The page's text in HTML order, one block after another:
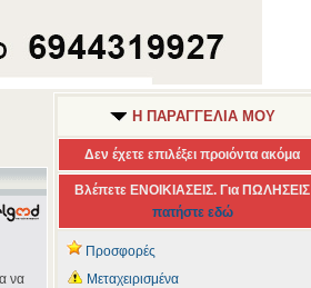
να
Η ΠΑΡΑΓΓΕΛΙΑ ΜΟΥ
Δεν έχετε επιλέξει προιόντα ακόμα
Βλέπετε ΕΝΟΙΚΙΑΣΕΙΣ. Για ΠΩΛΗΣΕΙΣ
πατήστε εδώ
Προσφορές
Μεταχειρισμένα